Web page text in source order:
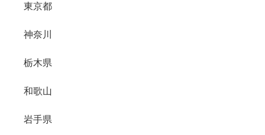
東京都
神奈川
栃木県
和歌山
岩手県